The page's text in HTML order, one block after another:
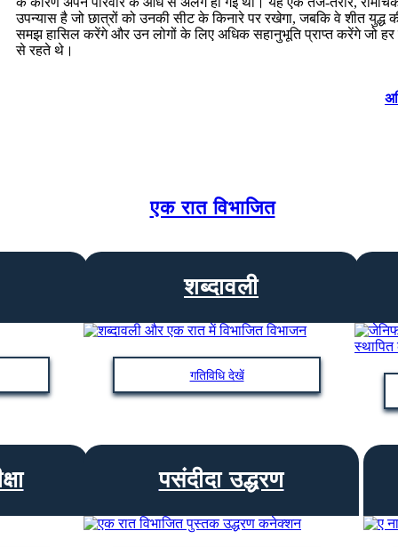
उपन्यास है जो छात्रों को उनकी सीट के किनारे पर रखेगा, जबकि वे शीत युद्ध
समझ हासिल करेंगे और उन लोगों के लिए अधिक सहानुभूति प्राप्त करेंगे जो
से रहते थे।
एक रात विभाजित
शब्दावली
गतिविधि देखें
पसंदीदा उद्धरण